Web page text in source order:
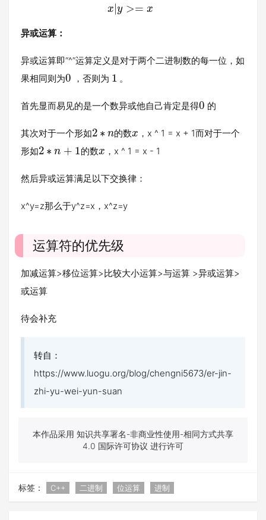
x|y >= x
异或运算：
异或运算即“^”运算定义是对于两个二进制数的每一位，如
果相同则为0 ，否则为 1 。
首先显而易见的是一个数异或他自己肯定是得0 的
其次对于一个形如2 ∗ n的数x ，x ^ 1 = x + 1而对于一个
形如2 ∗ n + 1的数x ，x ^ 1 = x - 1
然后异或运算满足以下交换律：
x^y=z那么于y^z=x，x^z=y
运算符的优先级
加减运算>移位运算>比较大小运算>与运算 >异或运算>
或运算
待会补充
转自：
https://www.luogu.org/blog/chengni5673/er-jin-
zhi-yu-wei-yun-suan
本作品采用 知识共享署名-非商业性使用-相同方式共享
4.0 国际许可协议 进行许可
标签： C++ 二进制 位运算 进制